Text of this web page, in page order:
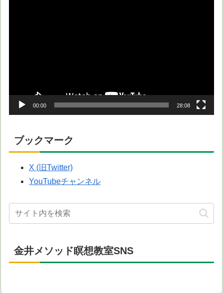
00:00 28:08
ブックマーク
X (旧Twitter)
YouTubeチャンネル
金井メソッド瞑想教室SNS